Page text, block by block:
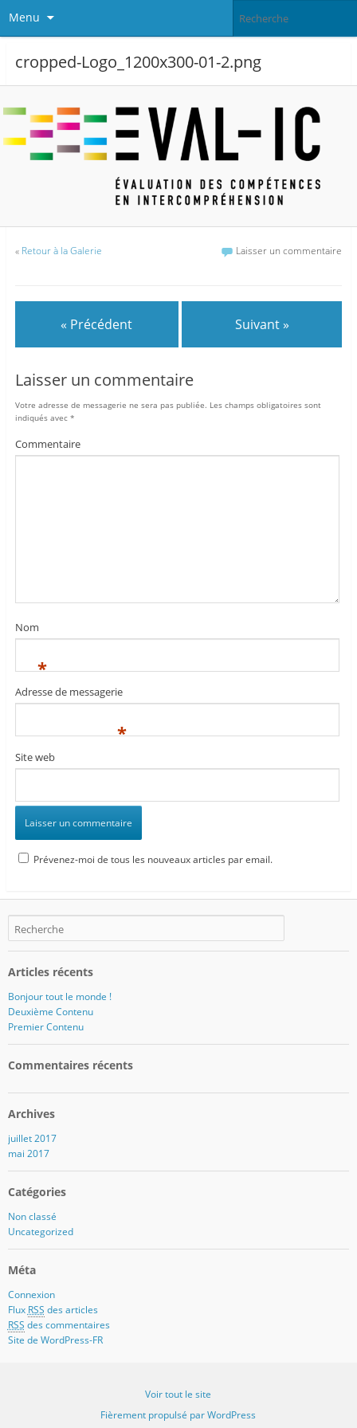
Menu
cropped-Logo_1200x300-01-2.png
« Retour à la Galerie Laisser un commentaire
« Précédent Suivant »
Laisser un commentaire
Votre adresse de messagerie ne sera pas publiée. Les champs obligatoires sont
indiqués avec *
Commentaire
Nom
*
Adresse de messagerie
*
Site web
Prévenez-moi de tous les nouveaux articles par email.
Articles récents
Bonjour tout le monde !
Deuxième Contenu
Premier Contenu
Commentaires récents
Archives
juillet 2017
mai 2017
Catégories
Non classé
Uncategorized
Méta
Connexion
Flux RSS des articles
RSS des commentaires
Site de WordPress-FR
Voir tout le site
Fièrement propulsé par WordPress